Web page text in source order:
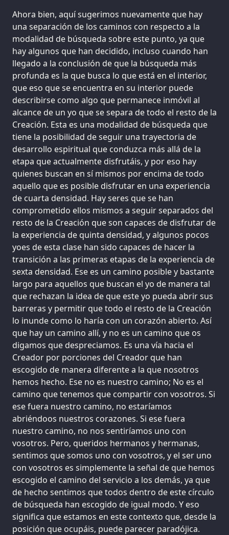
Ahora bien, aquí sugerimos nuevamente que hay
una separación de los caminos con respecto a la
modalidad de búsqueda sobre este punto, ya que
hay algunos que han decidido, incluso cuando han
llegado a la conclusión de que la búsqueda más
profunda es la que busca lo que está en el interior,
que eso que se encuentra en su interior puede
describirse como algo que permanece inmóvil al
alcance de un yo que se separa de todo el resto de la
Creación. Esta es una modalidad de búsqueda que
tiene la posibilidad de seguir una trayectoria de
desarrollo espiritual que conduzca más allá de la
etapa que actualmente disfrutáis, y por eso hay
quienes buscan en sí mismos por encima de todo
aquello que es posible disfrutar en una experiencia
de cuarta densidad. Hay seres que se han
comprometido ellos mismos a seguir separados del
resto de la Creación que son capaces de disfrutar de
la experiencia de quinta densidad, y algunos pocos
yoes de esta clase han sido capaces de hacer la
transición a las primeras etapas de la experiencia de
sexta densidad. Ese es un camino posible y bastante
largo para aquellos que buscan el yo de manera tal
que rechazan la idea de que este yo pueda abrir sus
barreras y permitir que todo el resto de la Creación
lo inunde como lo haría con un corazón abierto. Así
que hay un camino allí, y no es un camino que os
digamos que despreciamos. Es una vía hacia el
Creador por porciones del Creador que han
escogido de manera diferente a la que nosotros
hemos hecho. Ese no es nuestro camino; No es el
camino que tenemos que compartir con vosotros. Si
ese fuera nuestro camino, no estaríamos
abriéndoos nuestros corazones. Si ese fuera
nuestro camino, no nos sentiríamos uno con
vosotros. Pero, queridos hermanos y hermanas,
sentimos que somos uno con vosotros, y el ser uno
con vosotros es simplemente la señal de que hemos
escogido el camino del servicio a los demás, ya que
de hecho sentimos que todos dentro de este círculo
de búsqueda han escogido de igual modo. Y eso
significa que estamos en este contexto que, desde la
posición que ocupáis, puede parecer paradójica.